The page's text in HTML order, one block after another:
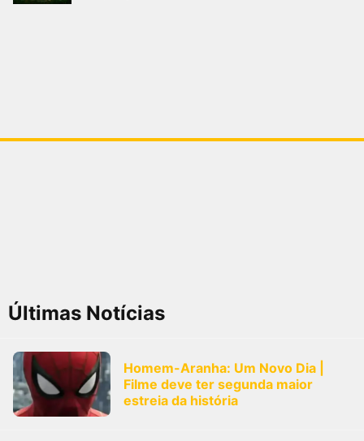
Últimas Notícias
Homem-Aranha: Um Novo Dia |
Filme deve ter segunda maior
estreia da história